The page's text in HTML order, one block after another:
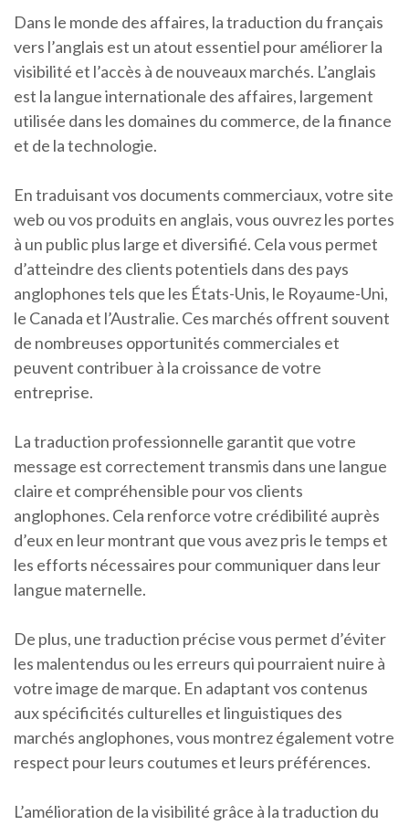
Dans le monde des affaires, la traduction du français
vers l’anglais est un atout essentiel pour améliorer la
visibilité et l’accès à de nouveaux marchés. L’anglais
est la langue internationale des affaires, largement
utilisée dans les domaines du commerce, de la finance
et de la technologie.
En traduisant vos documents commerciaux, votre site
web ou vos produits en anglais, vous ouvrez les portes
à un public plus large et diversifié. Cela vous permet
d’atteindre des clients potentiels dans des pays
anglophones tels que les États-Unis, le Royaume-Uni,
le Canada et l’Australie. Ces marchés offrent souvent
de nombreuses opportunités commerciales et
peuvent contribuer à la croissance de votre
entreprise.
La traduction professionnelle garantit que votre
message est correctement transmis dans une langue
claire et compréhensible pour vos clients
anglophones. Cela renforce votre crédibilité auprès
d’eux en leur montrant que vous avez pris le temps et
les efforts nécessaires pour communiquer dans leur
langue maternelle.
De plus, une traduction précise vous permet d’éviter
les malentendus ou les erreurs qui pourraient nuire à
votre image de marque. En adaptant vos contenus
aux spécificités culturelles et linguistiques des
marchés anglophones, vous montrez également votre
respect pour leurs coutumes et leurs préférences.
L’amélioration de la visibilité grâce à la traduction du